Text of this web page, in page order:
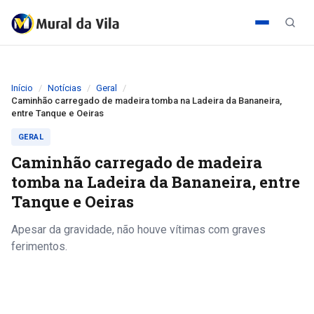
Início Notícias
Geral
Caminhão carregado de madeira tomba na Ladeira da Bananeira,
entre Tanque e Oeiras
GERAL
Caminhão carregado de madeira
tomba na Ladeira da Bananeira, entre
Tanque e Oeiras
Apesar da gravidade, não houve vítimas com graves
ferimentos.